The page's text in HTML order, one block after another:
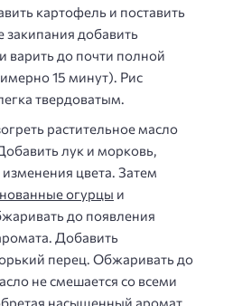
картофель и поставить
закипания добавить
варить до почти полной
15 минут). Рис
твердоватым.
растительное масло
лук и морковь,
цвета. Затем
огурцы и
до появления
Добавить
перец. Обжаривать до
не смешается со всеми
насыщенный аромат.